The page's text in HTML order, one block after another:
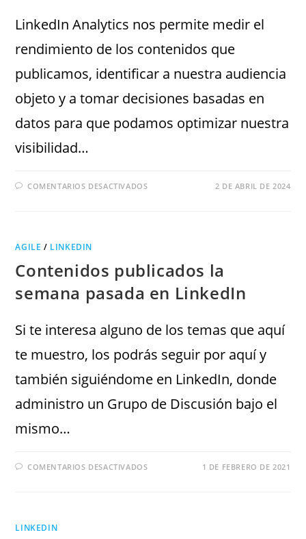
LinkedIn Analytics nos permite medir el
rendimiento de los contenidos que
publicamos, identificar a nuestra audiencia
objeto y a tomar decisiones basadas en
datos para que podamos optimizar nuestra
visibilidad…
COMENTARIOS DESACTIVADOS 2 DE ABRIL DE 2024
AGILE / LINKEDIN
Contenidos publicados la
semana pasada en LinkedIn
Si te interesa alguno de los temas que aquí
te muestro, los podrás seguir por aquí y
también siguiéndome en LinkedIn, donde
administro un Grupo de Discusión bajo el
mismo…
COMENTARIOS DESACTIVADOS 1 DE FEBRERO DE 2021
LINKEDIN